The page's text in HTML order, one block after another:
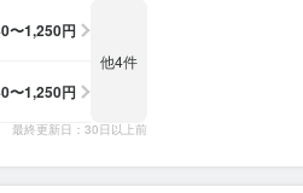
〜1,250円
〜1,250円
他4件
最終更新日：30日以上前